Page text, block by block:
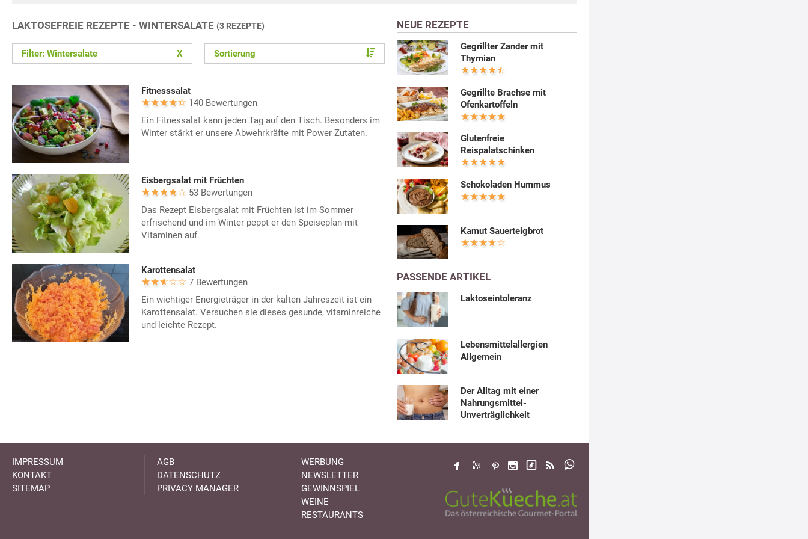
LAKTOSEFREIE REZEPTE - WINTERSALATE (3 REZEPTE)
Filter: Wintersalate X Sortierung
Fitnesssalat
140 Bewertungen
Ein Fitnessalat kann jeden Tag auf den Tisch. Besonders im
Winter stärkt er unsere Abwehrkräfte mit Power Zutaten.
Eisbergsalat mit Früchten
53 Bewertungen
Das Rezept Eisbergsalat mit Früchten ist im Sommer
erfrischend und im Winter peppt er den Speiseplan mit
Vitaminen auf.
Karottensalat
7 Bewertungen
Ein wichtiger Energieträger in der kalten Jahreszeit ist ein
Karottensalat. Versuchen sie dieses gesunde, vitaminreiche
und leichte Rezept.
NEUE REZEPTE
Gegrillter Zander mit
Thymian
Gegrillte Brachse mit
Ofenkartoffeln
Glutenfreie
Reispalatschinken
Schokoladen Hummus
Kamut Sauerteigbrot
PASSENDE ARTIKEL
Laktoseintoleranz
Lebensmittelallergien
Allgemein
Der Alltag mit einer
Nahrungsmittel-
Unverträglichkeit
IMPRESSUM
KONTAKT
SITEMAP
AGB
DATENSCHUTZ
PRIVACY MANAGER
WERBUNG
NEWSLETTER
GEWINNSPIEL
WEINE
RESTAURANTS